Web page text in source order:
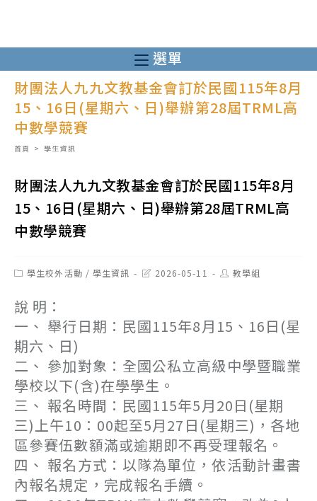
至
主
選單
財團法人九九文教基金會訂於民國115年8月
15、16日(星期六、日)舉辦第28屆TRML高
中數學競賽
首頁 > 學生資訊
財團法人九九文教基金會訂於民國115年8月
15、16日(星期六、日)舉辦第28屆TRML高
中數學競賽
Post學生校外活動 / 學生資訊
Post2026-05-11
Post教學組
說 明：
一、 舉行日期：民國115年8月15、16日(星
期六、日)
二、 參加對象：全國公私立高級中學暨職業
學校以下(含)在學學生。
三、 報名時間：民國115年5月20日(星期
三)上午10：00起至5月27日(星期三)，各地
區參賽伍數額滿或逾期即不再受理報名。
四、 報名方式：以隊為單位，依活動計畫書
內報名規定，完成報名手續。